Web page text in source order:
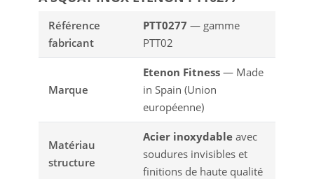
Référence
fabricant
PTT0277 — gamme
PTT02
Marque
Etenon Fitness — Made
in Spain (Union
européenne)
Matériau
structure
Acier inoxydable avec
soudures invisibles et
finitions de haute qualité